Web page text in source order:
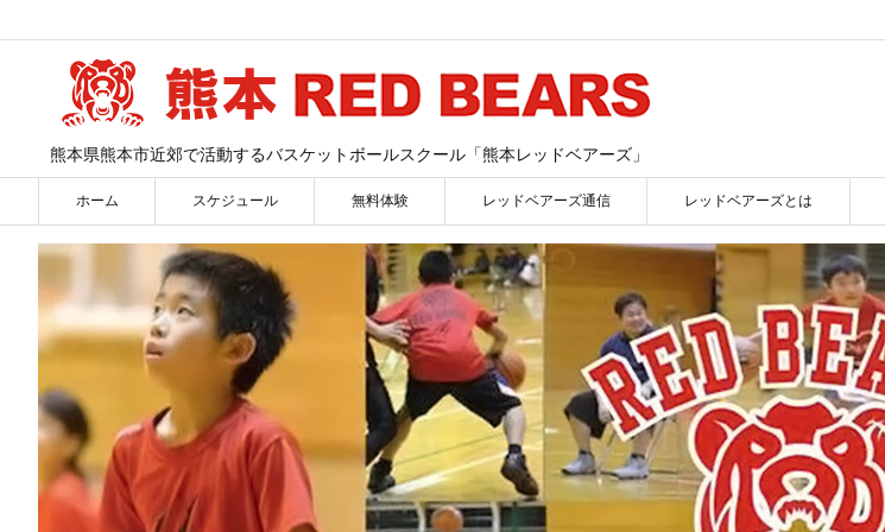
熊本県熊本市近郊で活動するバスケットボールスクール「熊本レッドベアーズ」
ホーム スケジュール 無料体験 レッドベアーズ通信 レッドベアーズとは